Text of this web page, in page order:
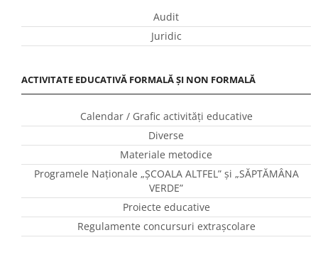
Audit
Juridic
ACTIVITATE EDUCATIVĂ FORMALĂ ȘI NON FORMALĂ
Calendar / Grafic activităţi educative
Diverse
Materiale metodice
Programele Naţionale „ŞCOALA ALTFEL” și „SĂPTĂMÂNA
VERDE”
Proiecte educative
Regulamente concursuri extraşcolare